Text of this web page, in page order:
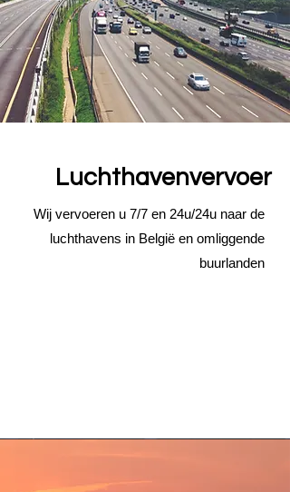
Luchthavenvervoer
Wij vervoeren u 7/7 en 24u/24u naar de
luchthavens in België en omliggende
buurlanden